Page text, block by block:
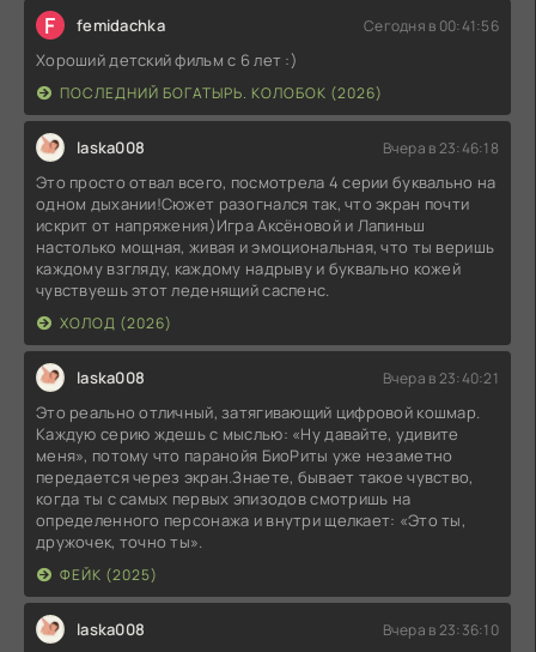
F femidachka Сегодня в 00:41:56
Хороший детский фильм с 6 лет :)
ПОСЛЕДНИЙ БОГАТЫРЬ. КОЛОБОК (2026)
laska008 Вчера в 23:46:18
Это просто отвал всего, посмотрела 4 серии буквально на
одном дыхании!Сюжет разогнался так, что экран почти
искрит от напряжения)Игра Аксёновой и Лапиньш
настолько мощная, живая и эмоциональная, что ты веришь
каждому взгляду, каждому надрыву и буквально кожей
чувствуешь этот леденящий саспенс.
ХОЛОД (2026)
laska008 Вчера в 23:40:21
Это реально отличный, затягивающий цифровой кошмар.
Каждую серию ждешь с мыслью: «Ну давайте, удивите
меня», потому что паранойя БиоРиты уже незаметно
передается через экран.Знаете, бывает такое чувство,
когда ты с самых первых эпизодов смотришь на
определенного персонажа и внутри щелкает: «Это ты,
дружочек, точно ты».
ФЕЙК (2025)
laska008 Вчера в 23:36:10